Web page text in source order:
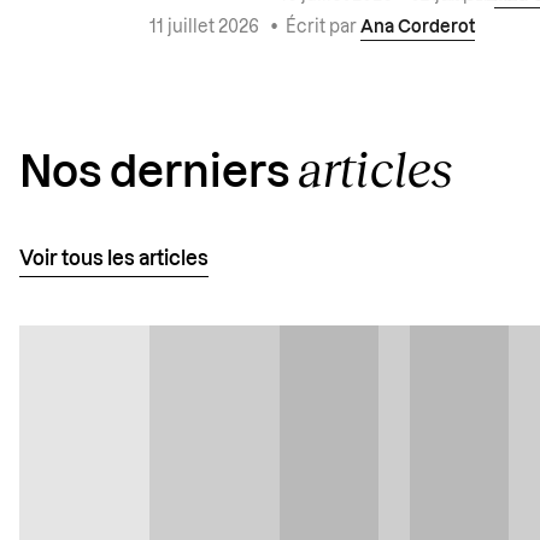
11 juillet 2026 • Écrit par Ana Corderot
Nos derniers articles
Voir tous les articles